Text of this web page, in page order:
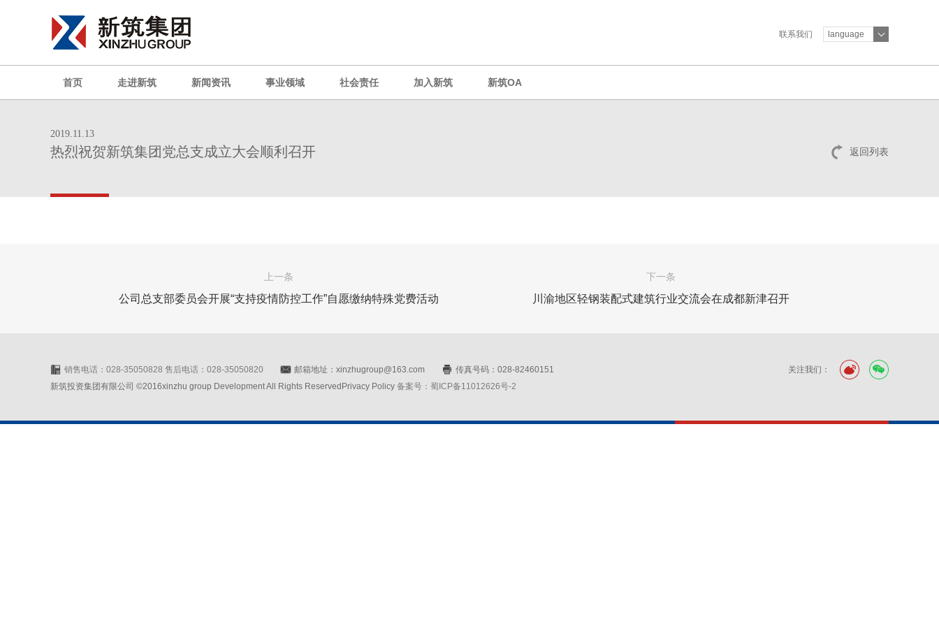
联系我们 language
首页 走进新筑 新闻资讯 事业领域 社会责任 加入新筑 新筑OA
返回列表
2019.11.13
热烈祝贺新筑集团党总支成立大会顺利召开
上一条
公司总支部委员会开展“支持疫情防控工作”自愿缴纳特殊党费活动
下一条
川渝地区轻钢装配式建筑行业交流会在成都新津召开
关注我们：
销售电话：028-35050828 售后电话：028-35050820 邮箱地址：xinzhugroup@163.com
传真号码：028-82460151
新筑投资集团有限公司 ©2016xinzhu group Development All Rights ReservedPrivacy Policy 备案号：蜀ICP备11012626号-2